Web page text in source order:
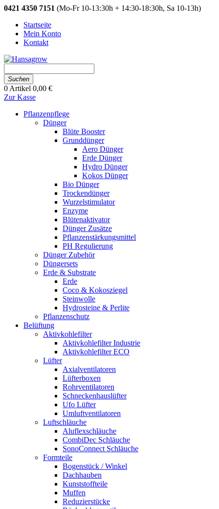
0421 4350 7151 (Mo-Fr 10-13:30h + 14:30-18:30h, Sa 10-13h)
Startseite
Mein Konto
Kontakt
Suchen
0 Artikel 0,00 €
Zur Kasse
Pflanzenpflege
Dünger
Blüte Booster
Grunddünger
Aero Dünger
Erde Dünger
Hydro Dünger
Kokos Dünger
Bio Dünger
Trockendünger
Wurzelstimulator
Enzyme
Blütenaktivator
Dünger Zusätze
Pflanzenstärkungsmittel
PH Regulierung
Dünger Zubehör
Düngersets
Erde & Substrate
Erde
Coco & Kokosziegel
Steinwolle
Hydrosteine & Perlite
Pflanzenschutz
Belüftung
Aktivkohlefilter
Aktivkohlefilter Industrie
Aktivkohlefilter ECO
Lüfter
Axialventilatoren
Lüfterboxen
Rohrventilatoren
Schneckenhauslüfter
Ufo Lüfter
Umluftventilatoren
Luftschläuche
Aluflexschläuche
CombiDec Schläuche
SonoConnect Schläuche
Formteile
Bogenstück / Winkel
Dachhauben
Kunststoffteile
Muffen
Reduzierstücke